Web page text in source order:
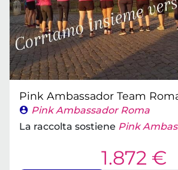
Pink Ambassador Team
Pink Ambassador Roma
La raccolta sostiene Pink
1.872 €